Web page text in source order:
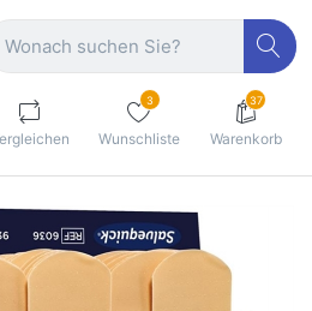
3
Wunschliste
37
Warenkorb